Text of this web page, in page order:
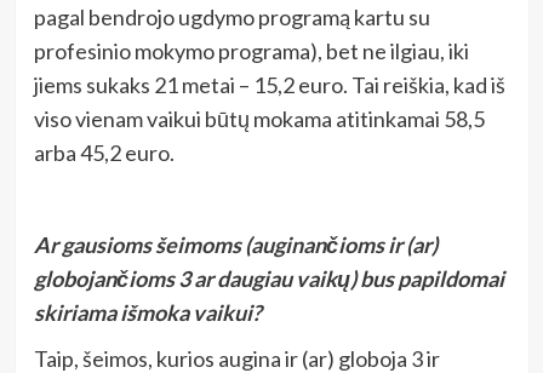
pagal bendrojo ugdymo programą kartu su
profesinio mokymo programa), bet ne ilgiau, iki
jiems sukaks 21 metai – 15,2 euro. Tai reiškia, kad iš
viso vienam vaikui būtų mokama atitinkamai 58,5
arba 45,2 euro.
Ar gausioms šeimoms (auginančioms ir (ar)
globojančioms 3 ar daugiau vaikų) bus papildomai
skiriama išmoka vaikui?
Taip, šeimos, kurios augina ir (ar) globoja 3 ir